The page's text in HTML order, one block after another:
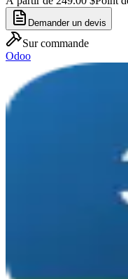
Demander un devis
Sur commande
Odoo